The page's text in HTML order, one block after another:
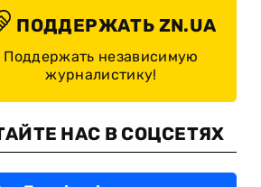
ПОДДЕРЖАТЬ ZN.UA
Поддержать независимую
журналистику!
НАС В СОЦСЕТЯХ